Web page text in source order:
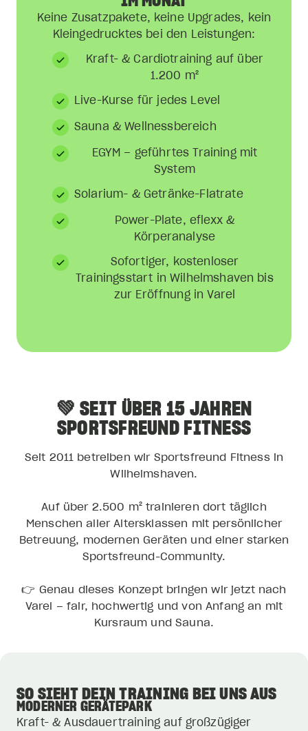
Keine Zusatzpakete, keine Upgrades, kein
Kleingedrucktes bei den Leistungen:
Kraft- & Cardiotraining auf über
1.200 m²
Live-Kurse für jedes Level
Sauna & Wellnessbereich
EGYM – geführtes Training mit
System
Solarium- & Getränke-Flatrate
Power-Plate, eflexx &
Körperanalyse
Sofortiger, kostenloser
Trainingsstart in Wilhelmshaven bis
zur Eröffnung in Varel
💚 SEIT ÜBER 15 JAHREN
SPORTSFREUND FITNESS
Seit 2011 betreiben wir Sportsfreund Fitness in
Wilhelmshaven.
Auf über 2.500 m² trainieren dort täglich
Menschen aller Altersklassen mit persönlicher
Betreuung, modernen Geräten und einer starken
Sportsfreund-Community.
👉 Genau dieses Konzept bringen wir jetzt nach
Varel – fair, hochwertig und von Anfang an mit
Kursraum und Sauna.
SO SIEHT DEIN TRAINING BEI UNS AUS
MODERNER GERÄTEPARK
Kraft- & Ausdauertraining auf großzügiger